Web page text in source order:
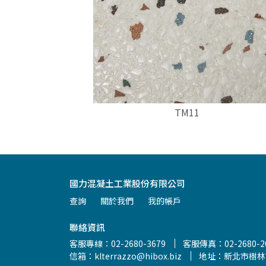
TM11
國力混凝土工業股份有限公司
查詢 關於我們 我的帳戶
聯絡資訊
客服專線：02-2680-3679
客服傳真：02-2680-
信箱：klterrazzo@hibox.biz
地址：新北市樹